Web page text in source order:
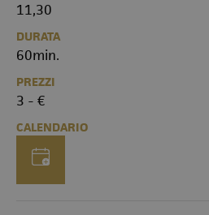
11,30
DURATA
60min.
PREZZI
3 - €
CALENDARIO